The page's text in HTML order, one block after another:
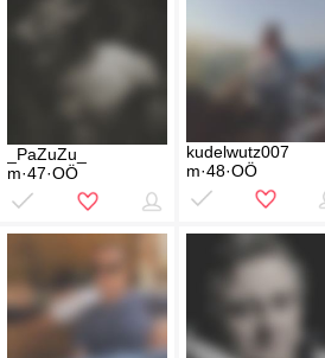
_PaZuZu_
m·47·OÖ
kudelwutz007
m·48·OÖ